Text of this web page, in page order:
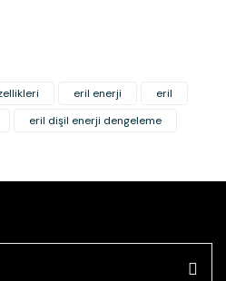
eril enerji
eril
eril dişil enerji dengeleme